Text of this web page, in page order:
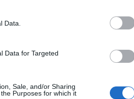
Data.
Data for Targeted
Sale, and/or Sharing
Purposes for which it